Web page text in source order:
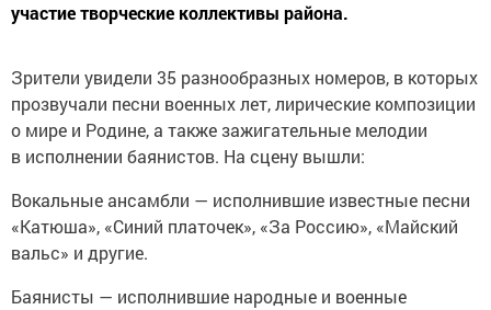
участие творческие коллективы района.
Зрители увидели 35 разнообразных номеров, в которых
прозвучали песни военных лет, лирические композиции
о мире и Родине, а также зажигательные мелодии
в исполнении баянистов. На сцену вышли:
Вокальные ансамбли — исполнившие известные песни
«Катюша», «Синий платочек», «За Россию», «Майский
вальс» и другие.
Баянисты — исполнившие народные и военные